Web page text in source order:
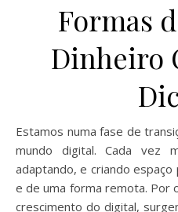
Formas
Dinheiro
Estamos numa fase de
mundo digital. Cada vez
adaptando, e criando
e de uma forma remota. Por
crescimento do digital,